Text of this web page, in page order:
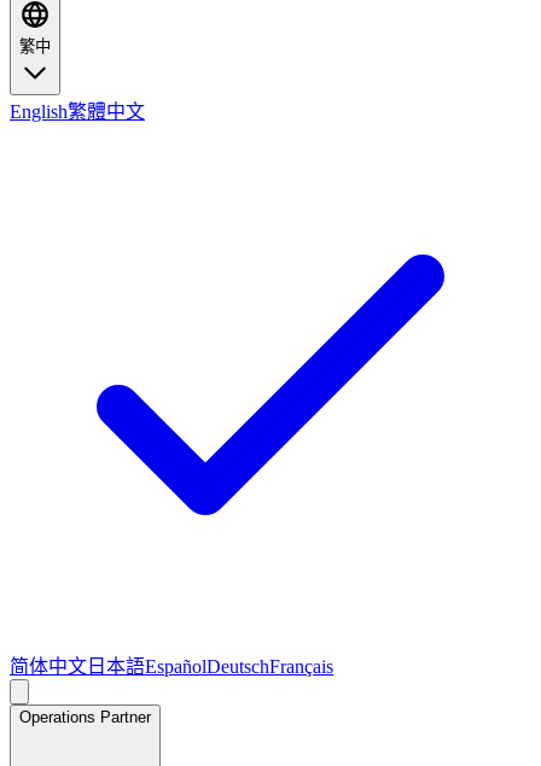
繁中
English繁體中文
简体中文 日本語EspañolDeutschFrançais
Operations Partner